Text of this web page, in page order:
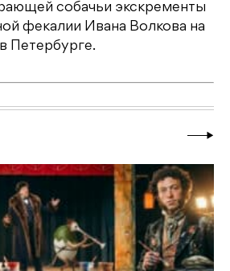
собачьи экскременты
фекалии Ивана Волкова на
Петербурге.